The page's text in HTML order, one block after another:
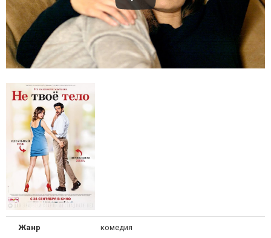
Жанр комедия